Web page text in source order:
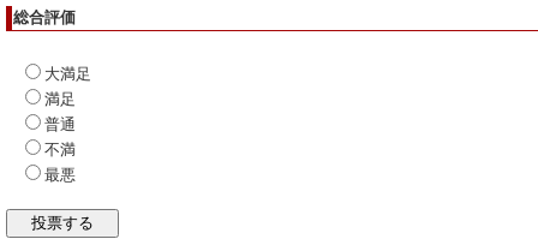
総合評価
大満足
満足
普通
不満
最悪